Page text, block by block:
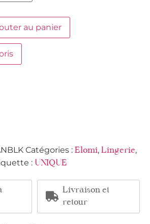
au panier
Catégories : Elomi, Lingerie,
: UNIQUE
Livraison et
retour